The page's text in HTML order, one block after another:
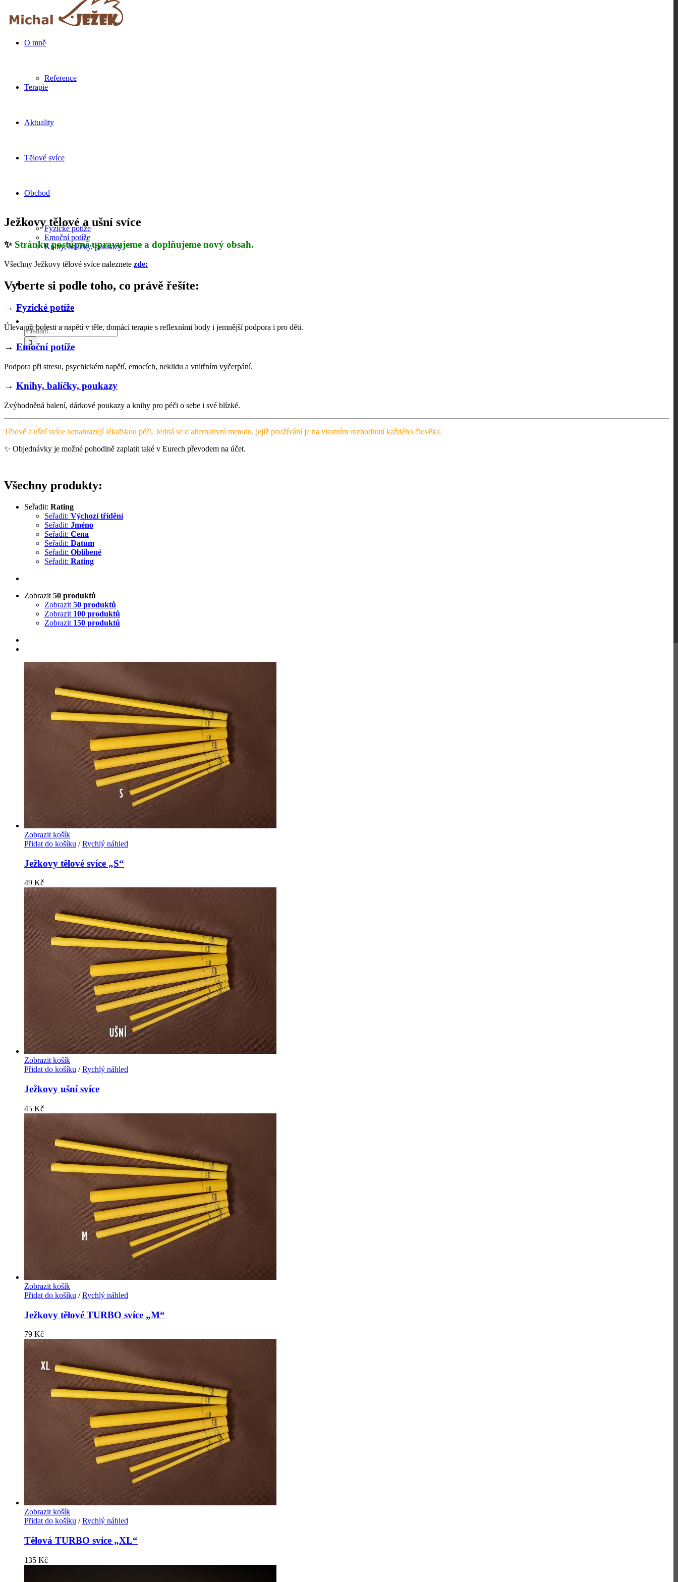
O mně
Reference
Terapie
Aktuality
Tělové svíce
Obchod
Fyzické potíže
Emoční potíže
Knihy, balíčky, poukazy
Hledat:
Ježkovy tělové a ušní svíce
✨ Stránku postupně upravujeme a doplňujeme nový obsah.
Všechny Ježkovy tělové svíce naleznete zde:
Vyberte si podle toho, co právě řešíte:
→ Fyzické potíže
Úleva při bolesti a napětí v těle, domácí terapie s reflexními body i jemnější podpora i pro děti.
→ Emoční potíže
Podpora při stresu, psychickém napětí, emocích, neklidu a vnitřním vyčerpání.
→ Knihy, balíčky, poukazy
Zvýhodněná balení, dárkové poukazy a knihy pro péči o sebe i své blízké.
Tělové a ušní svíce nenahrazují lékařskou péči. Jedná se o alternativní metodu, jejíž používání je na vlastním rozhodnutí každého člověka.
✨ Objednávky je možné pohodlně zaplatit také v Eurech převodem na účet.
Všechny produkty:
Seřadit: Rating
Seřadit: Výchozí třídění
Seřadit: Jméno
Seřadit: Cena
Seřadit: Datum
Seřadit: Oblíbené
Seřadit: Rating
Zobrazit 50 produktů
Zobrazit 50 produktů
Zobrazit 100 produktů
Zobrazit 150 produktů
Zobrazit košík
Přidat do košíku / Rychlý náhled
Ježkovy tělové svíce „S“
49 Kč
Zobrazit košík
Přidat do košíku / Rychlý náhled
Ježkovy ušní svíce
45 Kč
Zobrazit košík
Přidat do košíku / Rychlý náhled
Ježkovy tělové TURBO svíce „M“
79 Kč
Zobrazit košík
Přidat do košíku / Rychlý náhled
Tělová TURBO svíce „XL“
135 Kč